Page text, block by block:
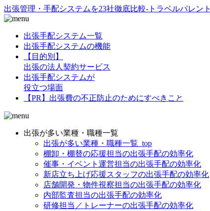
出張管理・手配システムを23社徹底比較-トラベルパレント
出張手配システム一覧
出張手配システムの機能
【目的別】
出張の法人契約サービス
出張手配システムが
役立つ場面
【PR】出張費の不正防止のためにすべきこと
出張が多い業種・職種一覧
出張が多い業種・職種一覧_top
棚卸・棚替の応援担当の出張手配の効率化
催事・イベント運営担当の出張手配の効率化
新店立ち上げ応援スタッフの出張手配の効率化
店舗開発・物件視察担当の出張手配の効率化
内部監査担当の出張手配の効率化
研修担当／トレーナーの出張手配の効率化